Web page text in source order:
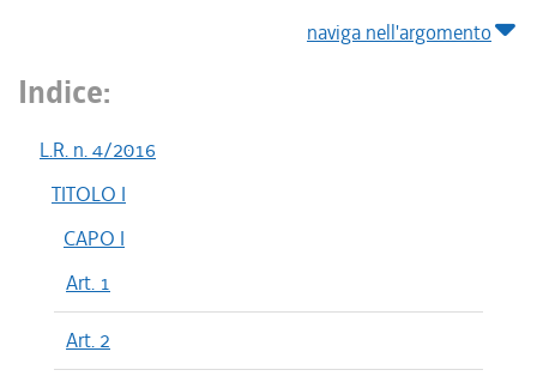
naviga nell'argomento
Indice:
L.R. n. 4/2016
TITOLO I
CAPO I
Art. 1
Art. 2